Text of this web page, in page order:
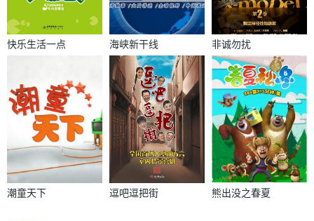
快乐生活一点
海峡新干线 非诚勿扰
潮童天下 逗吧逗把街
熊出没之春夏